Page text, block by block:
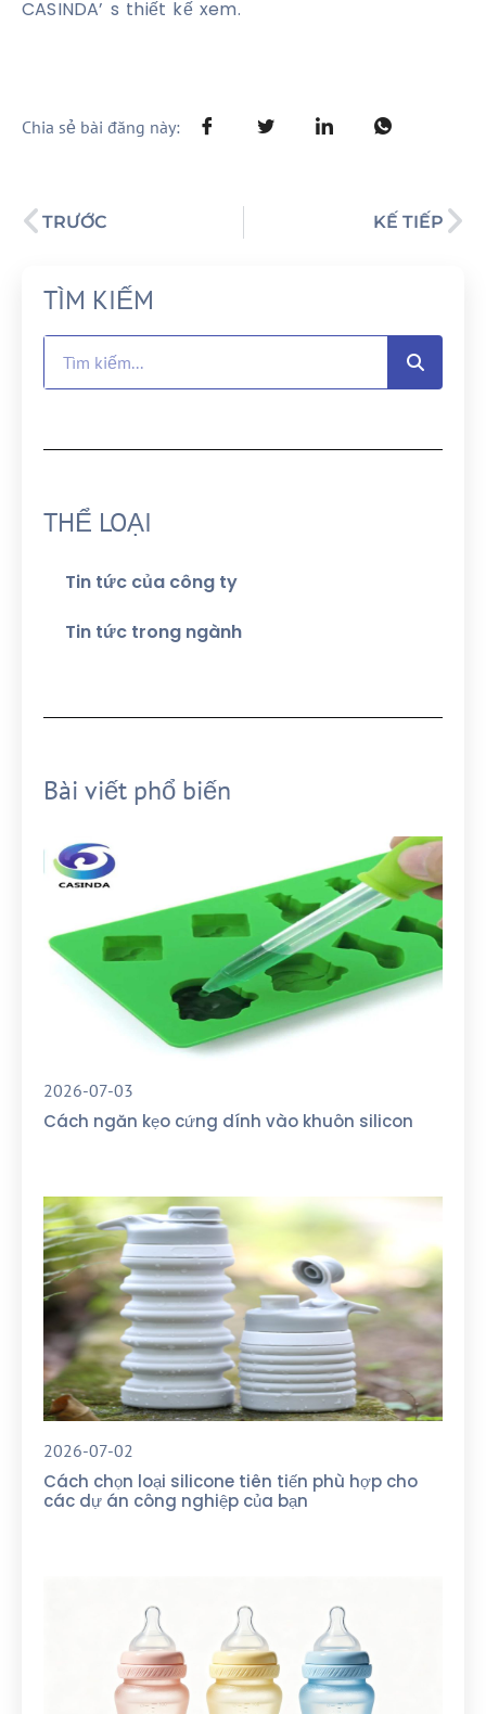
CASINDA’ s thiết kế xem.
Chia sẻ bài đăng này:
TRƯỚC KẾ TIẾP
TÌM KIẾM
THỂ LOẠI
Tin tức của công ty
Tin tức trong ngành
Bài viết phổ biến
2026-07-03
Cách ngăn kẹo cứng dính vào khuôn silicon
2026-07-02
Cách chọn loại silicone tiên tiến phù hợp cho
các dự án công nghiệp của bạn